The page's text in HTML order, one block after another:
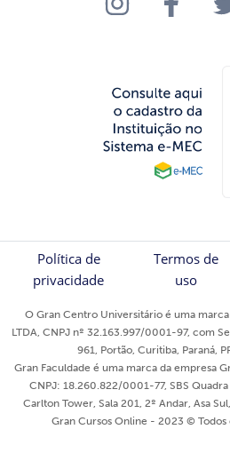
Política de
privacidade
Termos de
uso
O Gran Centro Universitário é uma
LTDA, CNPJ nº 32.163.997/0001-97, com
961, Portão, Curitiba, Paraná,
Gran Faculdade é uma marca da empresa
CNPJ: 18.260.822/0001-77, SBS
Carlton Tower, Sala 201, 2º Andar, Asa
Gran Cursos Online - 2023 ©